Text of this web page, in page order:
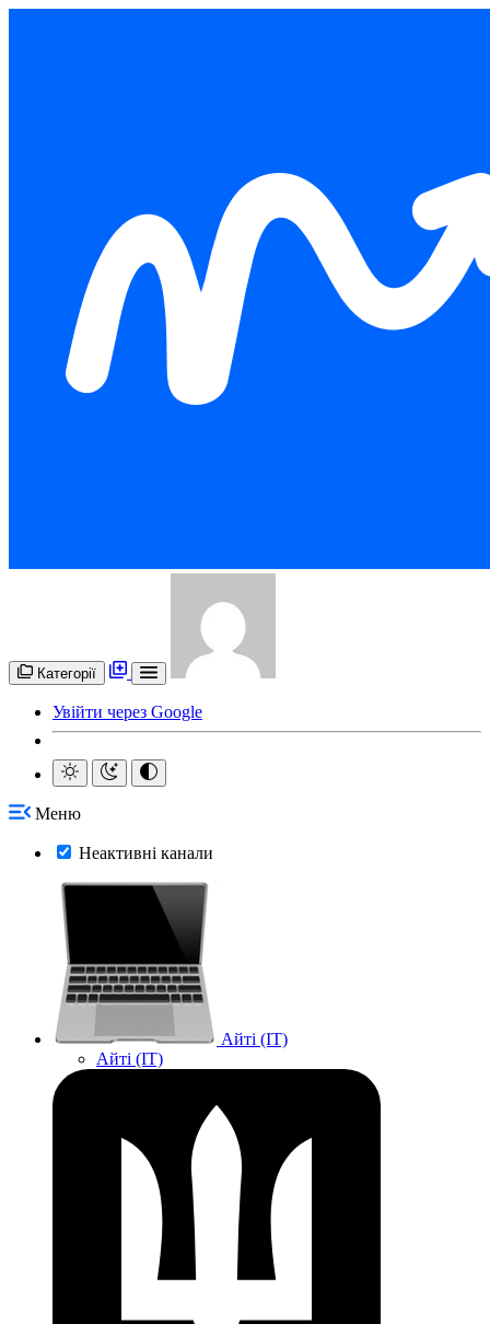
Категорії
Увійти через Google
Меню
Неактивні канали
Айті (IT)
Айті (IT)